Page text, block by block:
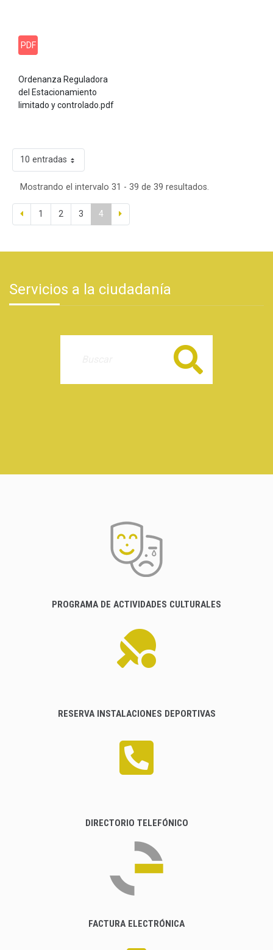
PDF
Ordenanza Reguladora
del Estacionamiento
limitado y controlado.pdf
10 entradas
Mostrando el intervalo 31 - 39 de 39 resultados.
1 2 3 4
Servicios a la ciudadanía
Buscar
PROGRAMA DE ACTIVIDADES CULTURALES
RESERVA INSTALACIONES DEPORTIVAS
DIRECTORIO TELEFÓNICO
FACTURA ELECTRÓNICA